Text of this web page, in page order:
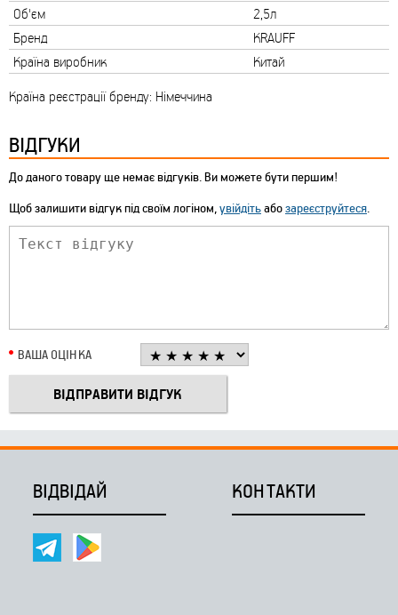
Об'єм
2,5л
Бренд
KRAUFF
Країна виробник
Китай
Країна реєстрації бренду: Німеччина
ВІДГУКИ
До даного товару ще немає відгуків. Ви можете бути першим!
Щоб залишити відгук під своїм логіном,увійдітьабозареєструйтеся.
ВАША ОЦІНКА
ВІДВІДАЙ КОНТАКТИ